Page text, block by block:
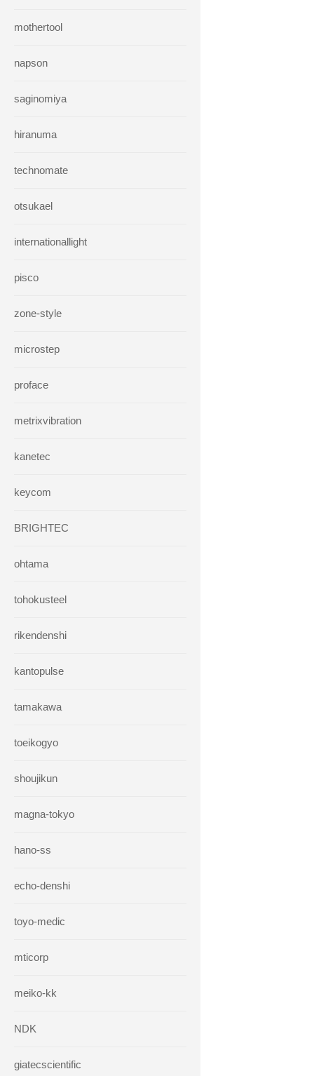
mothertool
napson
saginomiya
hiranuma
technomate
otsukael
internationallight
pisco
zone-style
microstep
proface
metrixvibration
kanetec
keycom
BRIGHTEC
ohtama
tohokusteel
rikendenshi
kantopulse
tamakawa
toeikogyo
shoujikun
magna-tokyo
hano-ss
echo-denshi
toyo-medic
mticorp
meiko-kk
NDK
giatecscientific